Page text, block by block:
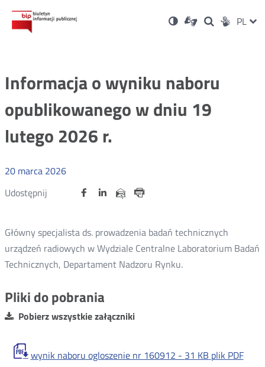
Ustawienia
Wersja
kontrastowa
Dla
niesłyszących
OtwórzOtwórz
w
Otwórz
w
Social PL
Informacja o wyniku naboru
opublikowanego w dniu 19
lutego 2026 r.
20 marca 2026
Udostępnij
Udostępnij
Otwórz Udostępnij
na
OtwórzUdostępnij
na
OtwórzUdostępnij
przez
Główny specjalista ds. prowadzenia badań technicznych
urządzeń radiowych w Wydziale Centralne Laboratorium Badań
Technicznych, Departament Nadzoru Rynku.
Pliki do pobrania
Pobierz wszystkie załączniki
wynik naboru ogloszenie nr 160912 - 31 KB plik PDF